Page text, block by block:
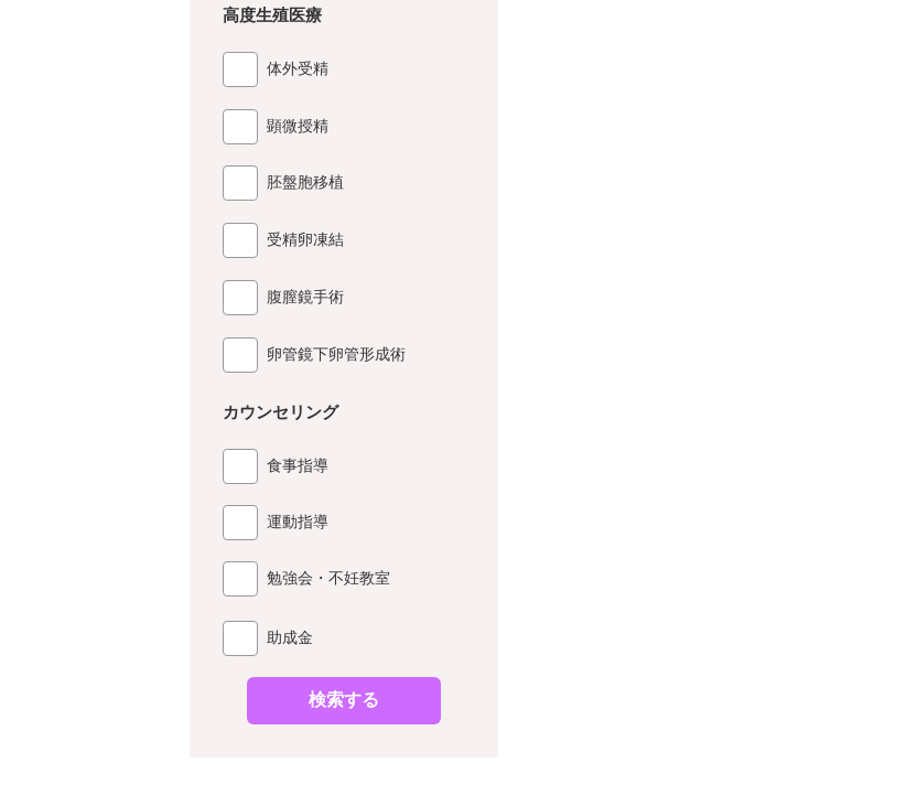
高度生殖医療
体外受精
顕微授精
胚盤胞移植
受精卵凍結
腹膣鏡手術
卵管鏡下卵管形成術
カウンセリング
食事指導
運動指導
勉強会・不妊教室
助成金
検索する